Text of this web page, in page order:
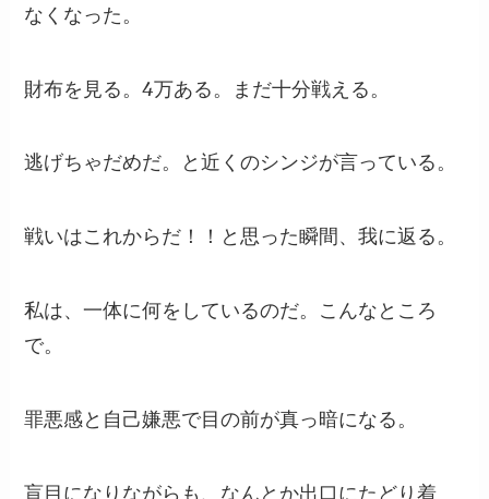
なくなった。
財布を見る。4万ある。まだ十分戦える。
逃げちゃだめだ。と近くのシンジが言っている。
戦いはこれからだ！！と思った瞬間、我に返る。
私は、一体に何をしているのだ。こんなところ
で。
罪悪感と自己嫌悪で目の前が真っ暗になる。
盲目になりながらも、なんとか出口にたどり着